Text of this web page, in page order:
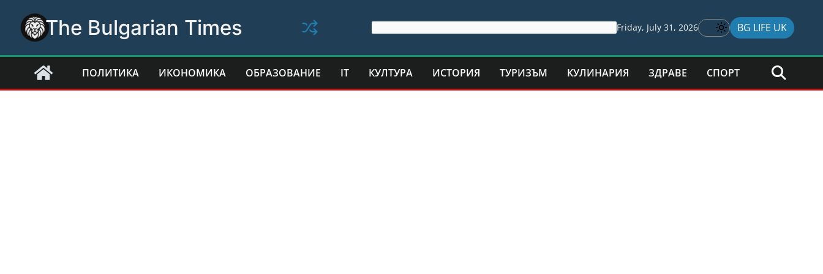
content
The Bulgarian Times Friday, July 31, 2026 BG LIFE UK
ПОЛИТИКА ИКОНОМИКА ОБРАЗОВАНИЕ IT КУЛТУРА ИСТОРИЯ ТУРИЗЪМ КУЛИНАРИЯ ЗДРАВЕ СПОРТ